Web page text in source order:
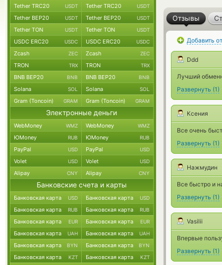
Отзывы
Добавить
Ddd
Лучший
Развернуть (1)
Ксения
Все очень
Развернуть (1)
Нажмудин
Все быстро и
Развернуть (1)
Vasilii
Впервые
Развернуть (1)
Tether TRC20 USDT Tether TRC20 USDT
Tether BEP20 USDT Tether BEP20 USDT
Tether TON USDT Tether TON USDT
USDC ERC20 USDC USDC ERC20 USDC
Zcash ZEC Zcash ZEC
TRON TRX TRON TRX
BNB BEP20 BNB BNB BEP20 BNB
Solana SOL Solana SOL
Gram (Toncoin) GRAM Gram (Toncoin) GRAM
Электронные деньги
WebMoney WMZ WebMoney WMZ
ЮMoney RUB ЮMoney RUB
PayPal USD PayPal USD
Volet USD Volet USD
Alipay CNY Alipay CNY
Банковские счета и карты
Банковская карта USD Банковская карта USD
Банковская карта RUB Банковская карта RUB
Банковская карта EUR Банковская карта EUR
Банковская карта UAH Банковская карта UAH
Банковская карта BYN Банковская карта BYN
Банковская карта KZT Банковская карта KZT